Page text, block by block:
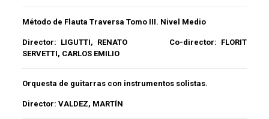
Método de Flauta Traversa Tomo III. Nivel Medio
Director: LIGUTTI, RENATO Co-director: FLORIT
SERVETTI, CARLOS EMILIO
Orquesta de guitarras con instrumentos solistas.
Director: VALDEZ, MARTÍN